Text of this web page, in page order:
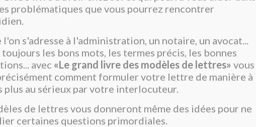
problématiques que vous pourrez rencontrer
l'on s'adresse à l'administration, un notaire, un avocat...
toujours les bons mots, les termes précis, les bonnes
avec «Le grand livre des modèles de lettres» vous
comment formuler votre lettre de manière à
plus au sérieux par votre interlocuteur.
de lettres vous donneront même des idées pour ne
certaines questions primordiales.